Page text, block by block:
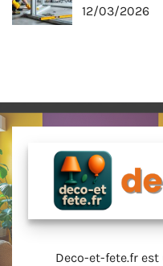
12/03/2026
Deco-et-fete.fr est